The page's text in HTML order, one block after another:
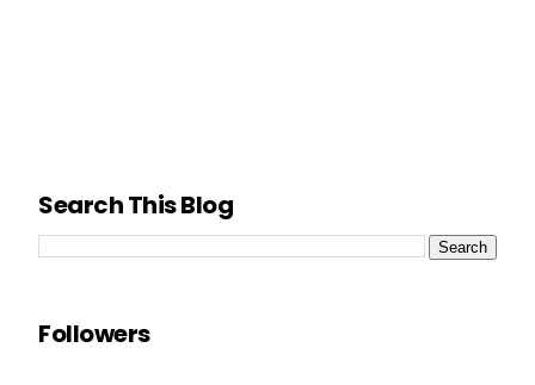
Search This Blog
Followers